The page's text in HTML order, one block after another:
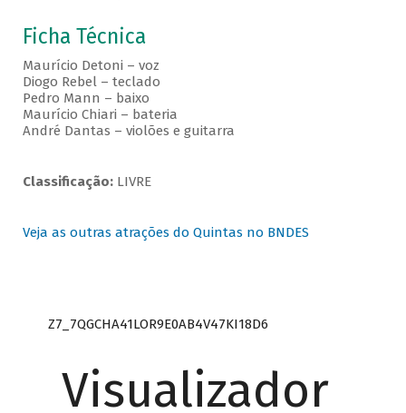
Ficha Técnica
Maurício Detoni – voz
Diogo Rebel – teclado
Pedro Mann – baixo
Maurício Chiari – bateria
André Dantas – violões e guitarra
Classificação: LIVRE
Veja as outras atrações do Quintas no BNDES
Z7_7QGCHA41LOR9E0AB4V47KI18D6
Visualizador